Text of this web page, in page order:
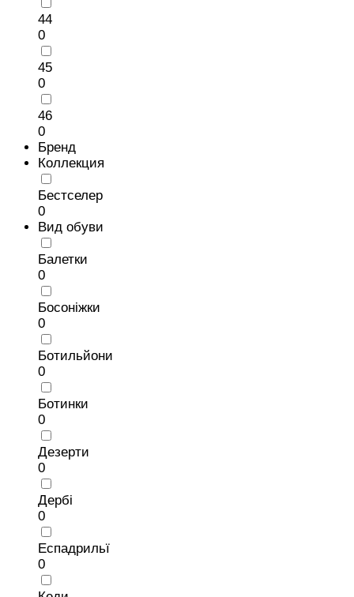
44
0
45
0
46
0
Бренд
Коллекция
Бестселер
0
Вид обуви
Балетки
0
Босоніжки
0
Ботильйони
0
Ботинки
0
Дезерти
0
Дербі
0
Еспадрильї
0